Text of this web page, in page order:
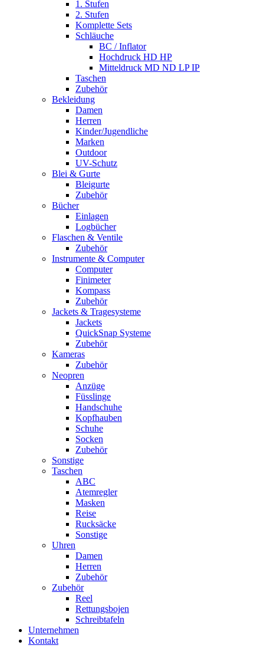
1. Stufen
2. Stufen
Komplette Sets
Schläuche
BC / Inflator
Hochdruck HD HP
Mitteldruck MD ND LP IP
Taschen
Zubehör
Bekleidung
Damen
Herren
Kinder/Jugendliche
Marken
Outdoor
UV-Schutz
Blei & Gurte
Bleigurte
Zubehör
Bücher
Einlagen
Logbücher
Flaschen & Ventile
Zubehör
Instrumente & Computer
Computer
Finimeter
Kompass
Zubehör
Jackets & Tragesysteme
Jackets
QuickSnap Systeme
Zubehör
Kameras
Zubehör
Neopren
Anzüge
Füsslinge
Handschuhe
Kopfhauben
Schuhe
Socken
Zubehör
Sonstige
Taschen
ABC
Atemregler
Masken
Reise
Rucksäcke
Sonstige
Uhren
Damen
Herren
Zubehör
Zubehör
Reel
Rettungsbojen
Schreibtafeln
Unternehmen
Kontakt